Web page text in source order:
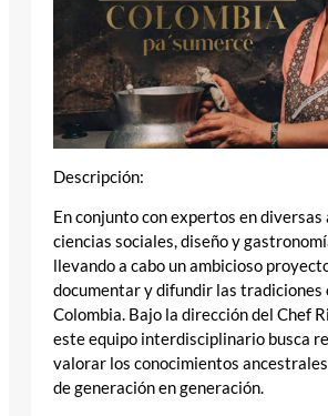
Descripción:
En conjunto con expertos en diversas
ciencias sociales, diseño y
llevando a cabo un ambicioso
documentar y difundir las tradiciones
Colombia. Bajo la dirección del Chef
este equipo interdisciplinario busca
valorar los conocimientos
de generación en generación.